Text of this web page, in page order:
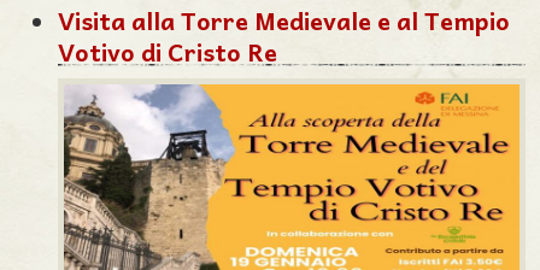
Visita alla Torre Medievale e al Tempio
Votivo di Cristo Re